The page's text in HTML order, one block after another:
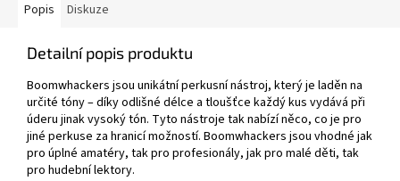
Popis Diskuze
Detailní popis produktu
Boomwhackers jsou unikátní perkusní nástroj, který je laděn na
určité tóny – díky odlišné délce a tloušťce každý kus vydává při
úderu jinak vysoký tón. Tyto nástroje tak nabízí něco, co je pro
jiné perkuse za hranicí možností. Boomwhackers jsou vhodné jak
pro úplné amatéry, tak pro profesionály, jak pro malé děti, tak
pro hudební lektory.